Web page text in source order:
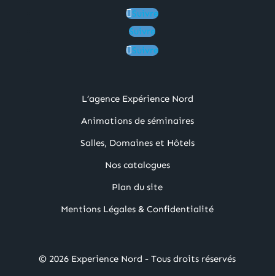
Suivre
Suivre
Suivre
L’agence Expérience Nord
Animations de séminaires
Salles, Domaines et Hôtels
Nos catalogues
Plan du site
Mentions Légales & Confidentialité
© 2026 Experience Nord - Tous droits réservés